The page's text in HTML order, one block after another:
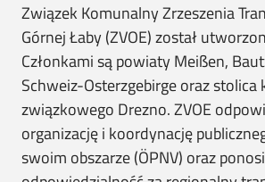
Związek Komunalny Zrzeszenia
Górnej Łaby (ZVOE) został
Członkami są powiaty Meißen,
Schweiz-Osterzgebirge oraz stolica
związkowego Drezno. ZVOE
organizację i koordynację
swoim obszarze (ÖPNV) oraz ponosi